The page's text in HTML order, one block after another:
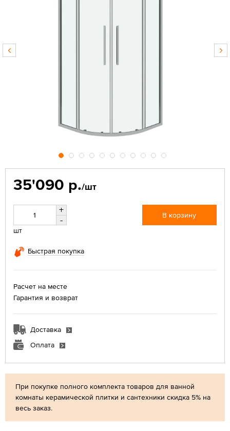
При покупке полного комплекта товаров для ванной
комнаты керамической плитки и сантехники скидка 5% на
весь заказ.
35'090 р./шт
+
-
шт
В корзину
Быстрая покупка
Расчет на месте
Гарантия и возврат
Доставка
Оплата